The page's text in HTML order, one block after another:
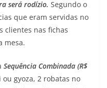
será rodízio. Segundo o
que eram servidas no
clientes nas fichas
mesa.
Sequência Combinada (R$
gyoza, 2 robatas no